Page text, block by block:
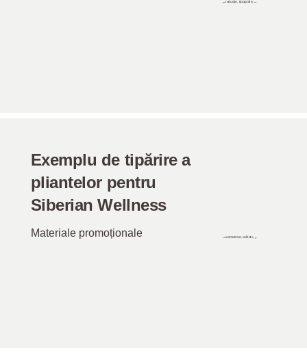
Exemplu de tipărire a
pliantelor pentru
Siberian Wellness
Materiale promoționale